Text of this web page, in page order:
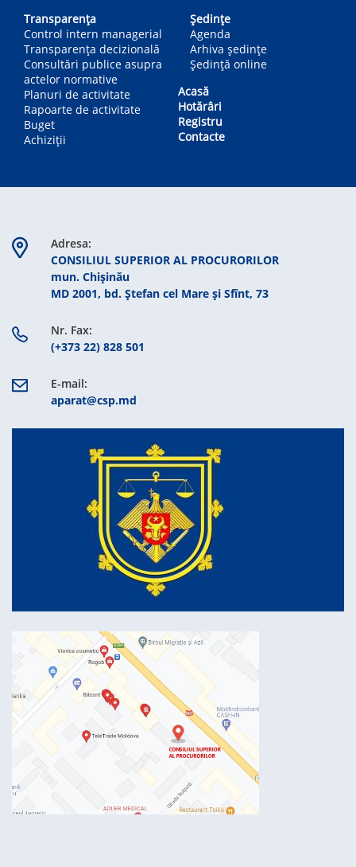
Transparența
Control intern managerial
Transparența decizională
Consultări publice asupra
actelor normative
Planuri de activitate
Rapoarte de activitate
Buget
Achiziții
Ședințe
Agenda
Arhiva ședințe
Ședință online
Acasă
Hotărâri
Registru
Contacte
Adresa:
CONSILIUL SUPERIOR AL PROCURORILOR
mun. Chişinău
MD 2001, bd. Ștefan cel Mare şi Sfînt, 73
Nr. Fax:
(+373 22) 828 501
E-mail:
aparat@csp.md